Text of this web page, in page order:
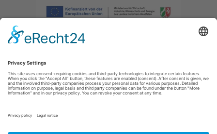
Afdruk |Privacybeleid|Verklaring van toegankelijkheid